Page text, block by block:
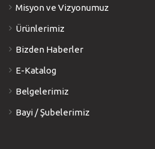
Misyon ve Vizyonumuz
Ürünlerimiz
Bizden Haberler
E-Katalog
Belgelerimiz
Bayi / Şubelerimiz